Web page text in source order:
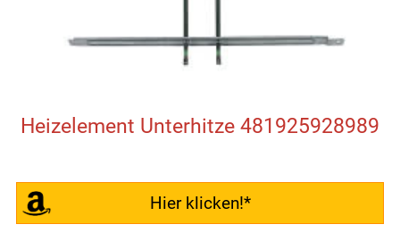
Heizelement Unterhitze 481925928989
Hier klicken!*